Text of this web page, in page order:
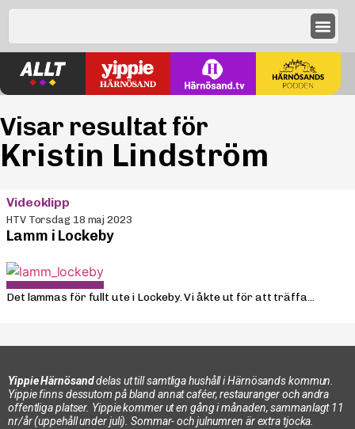
Visar resultat för
Kristin Lindström
Videoklipp
HTV Torsdag 18 maj 2023
Lamm i Lockeby
Det lammas för fullt ute i Lockeby. Vi åkte ut för att träffa...
Yippie Härnösanddelas ut till samtliga hushåll i Härnösands kommun.
Yippie finns dessutom på bland annat caféer, restauranger och andra
offentliga platser. Yippie kommer ut en gång i månaden, sammanlagt 11
nr/år (uppehåll under juli). Sommar- och julnumren är extra tjocka.